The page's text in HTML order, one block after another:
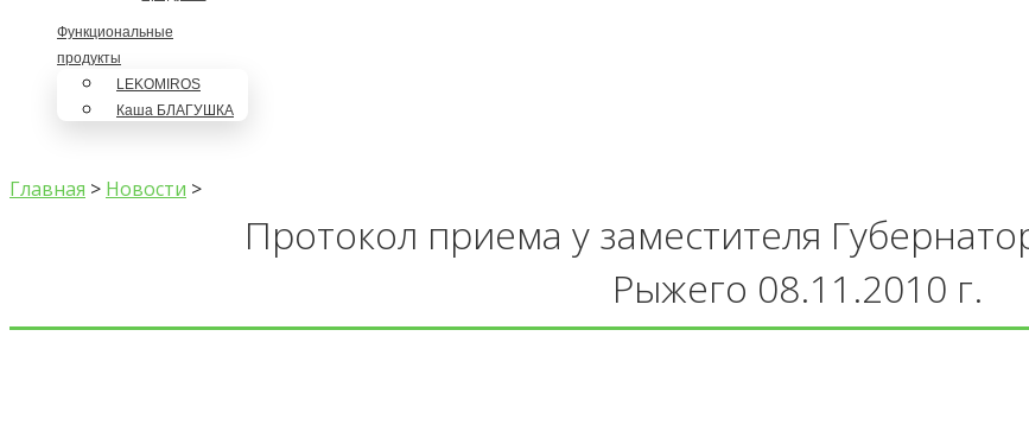
Функциональные
продукты
LEKOMIROS
Каша БЛАГУШКА
Главная > Новости >
Протокол приема у заместителя
Рыжего 08.11.2010 г.